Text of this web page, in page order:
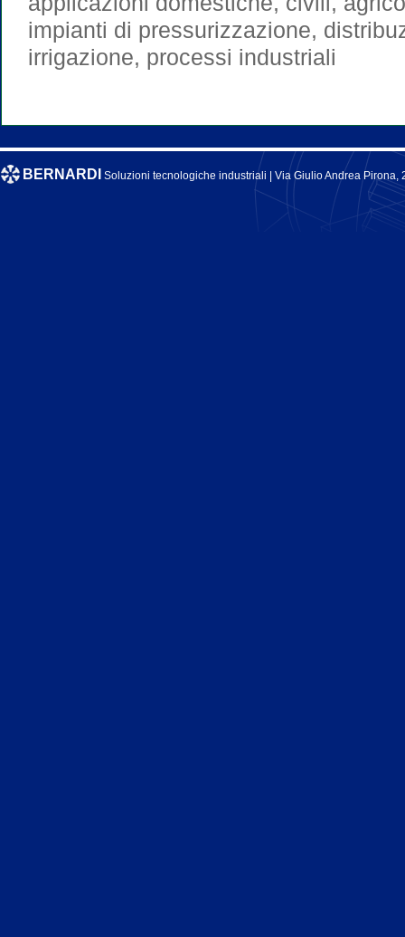
impianti di pressurizzazione,
irrigazione, processi industriali
BERNARDI Soluzioni tecnologiche industriali | Via Giulio Andrea Pirona,